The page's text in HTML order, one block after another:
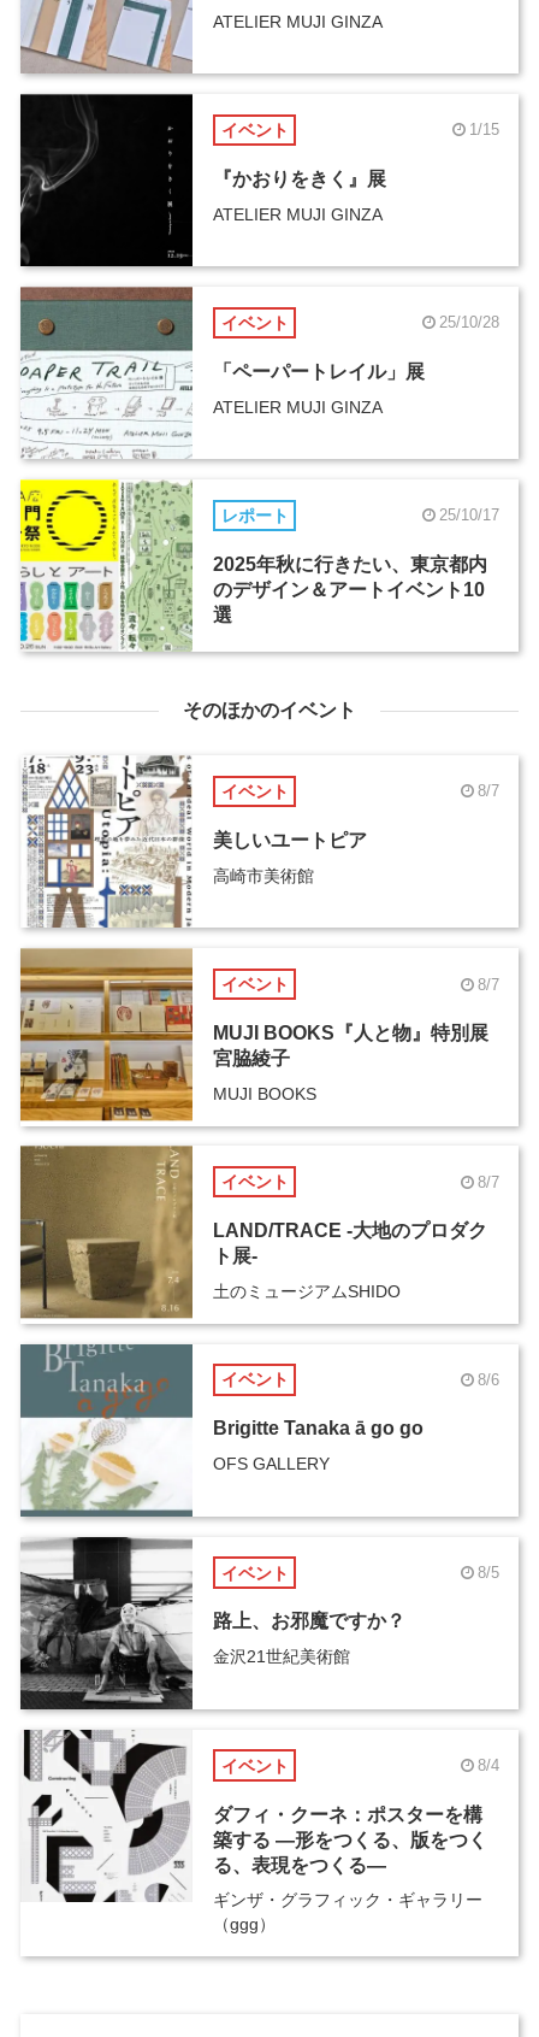
ATELIER MUJI GINZA
イベント 1/15
『かおりをきく』展
ATELIER MUJI GINZA
イベント 25/10/28
「ペーパートレイル」展
ATELIER MUJI GINZA
レポート 25/10/17
2025年秋に行きたい、東京都内
のデザイン＆アートイベント10
選
そのほかのイベント
イベント 8/7
美しいユートピア
高崎市美術館
イベント 8/7
MUJI BOOKS『人と物』特別展
宮脇綾子
MUJI BOOKS
イベント 8/7
LAND/TRACE -大地のプロダク
ト展-
土のミュージアムSHIDO
イベント 8/6
Brigitte Tanaka ā go go
OFS GALLERY
イベント 8/5
路上、お邪魔ですか？
金沢21世紀美術館
イベント 8/4
ダフィ・クーネ：ポスターを構
築する ―形をつくる、版をつく
る、表現をつくる―
ギンザ・グラフィック・ギャラリー
（ggg）